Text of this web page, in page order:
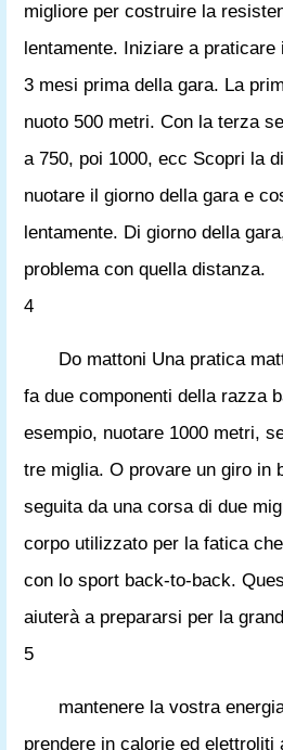
migliore per costruire la
lentamente. Iniziare a
3 mesi prima della gara. La
nuoto 500 metri. Con la terza
a 750, poi 1000, ecc Scopri la
nuotare il giorno della gara e
lentamente. Di giorno della
problema con quella distanza.
4
Do mattoni Una pratica
fa due componenti della razza
esempio, nuotare 1000 metri,
tre miglia. O provare un giro in
seguita da una corsa di due
corpo utilizzato per la fatica
con lo sport back-to-back.
aiuterà a prepararsi per la
5
mantenere la vostra
prendere in calorie ed elettroliti